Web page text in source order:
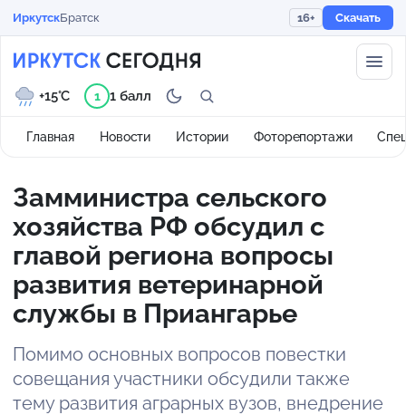
ИркутскБратск 16+ Скачать
Главная Новости Истории Фоторепортажи
+15°C 1 1 балл
Замминистра сельского
хозяйства РФ обсудил с
главой региона вопросы
развития ветеринарной
службы в Приангарье
Помимо основных вопросов повестки
совещания участники обсудили также
тему развития аграрных вузов, внедрение